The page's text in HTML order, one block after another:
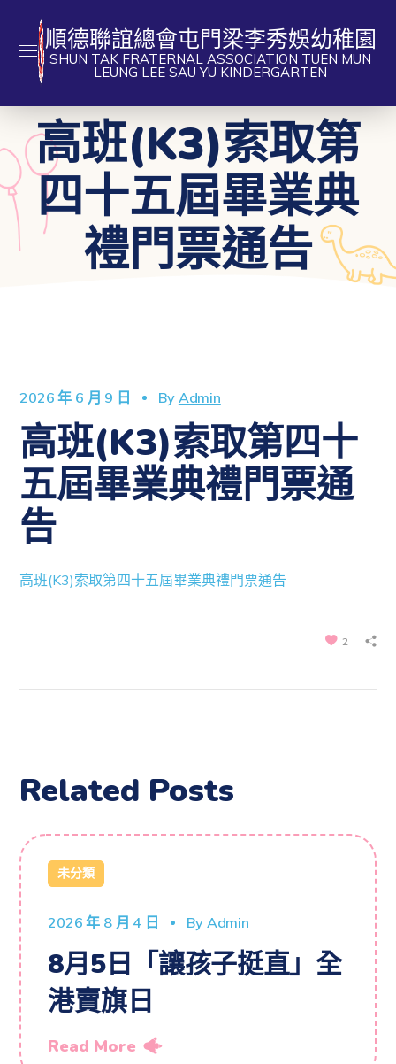
順德聯誼總會屯門梁李秀娛幼稚園
SHUN TAK FRATERNAL ASSOCIATION TUEN MUN
LEUNG LEE SAU YU KINDERGARTEN
高班(K3)索取第
四十五屆畢業典
禮門票通告
2026 年 6 月 9 日 By Admin
高班(K3)索取第四十
五屆畢業典禮門票通
告
高班(K3)索取第四十五屆畢業典禮門票通告
2
Related Posts
未分類
2026 年 8 月 4 日 By Admin
8月5日「讓孩子挺直」全
港賣旗日
Read More